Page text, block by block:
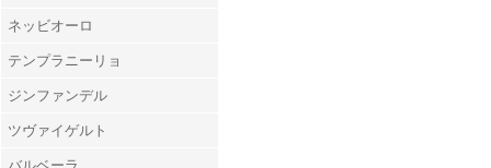
ネッビオーロ
テンプラニーリョ
ジンファンデル
ツヴァイゲルト